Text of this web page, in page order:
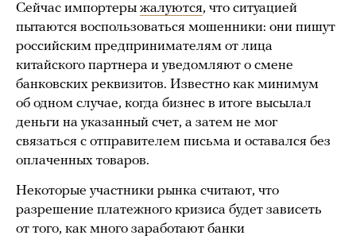
Сейчас импортеры жалуются, что ситуацией
пытаются воспользоваться мошенники: они пишут
российским предпринимателям от лица
китайского партнера и уведомляют о смене
банковских реквизитов. Известно как минимум
об одном случае, когда бизнес в итоге высылал
деньги на указанный счет, а затем не мог
связаться с отправителем письма и оставался без
оплаченных товаров.
Некоторые участники рынка считают, что
разрешение платежного кризиса будет зависеть
от того, как много заработают банки